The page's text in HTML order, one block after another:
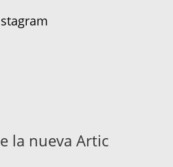
la nueva Artic